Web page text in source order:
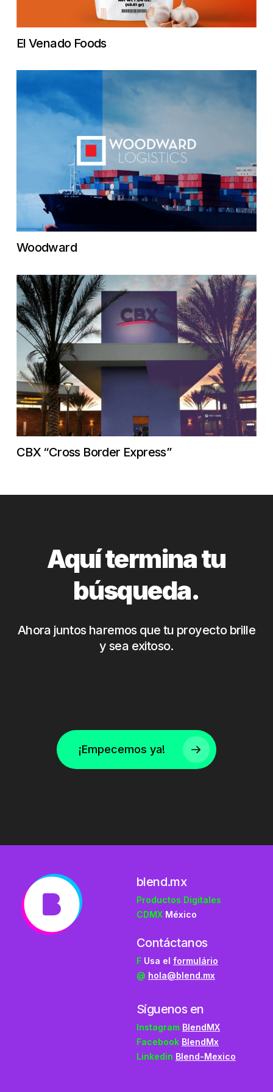
El Venado Foods
Woodward
CBX “Cross Border Express”
Aquí termina tu
búsqueda.
Ahora juntos haremos que tu proyecto brille
y sea exitoso.
¡Empecemos ya!
blend.mx
Productos Digitales
CDMX México
Contáctanos
F Usa el formulário
@ hola@blend.mx
Síguenos en
Instagram BlendMX
Facebook BlendMx
Linkedin Blend-Mexico